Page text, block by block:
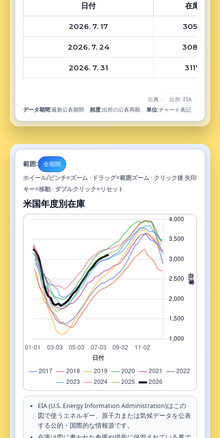
日付 在庫
2026. 7. 17 3056
2026. 7. 24 3084
2026. 7. 31 3117
出典：
出所: EIA
データ期間:最新公表期間 頻度:出所の公表周期 単位:チャート表記
範囲: 全期間
ホイール/ピンチ=ズーム · ドラッグ=範囲ズーム · クリック後 矢印
キー=移動 · ダブルクリック=リセット
米国年度別在庫
EIA (U.S. Energy Information Administration)はこの
図で使うエネルギー、原子力または気候データを公表
する公的・国際的な情報源です。